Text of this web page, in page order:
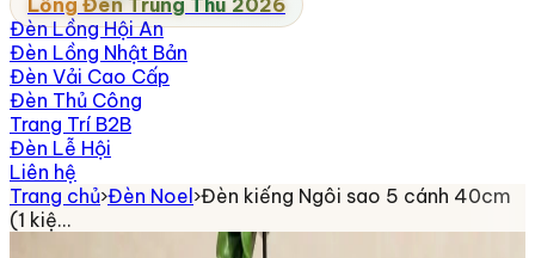
Lồng Đèn Trung Thu 2026
Đèn Lồng Hội An
Đèn Lồng Nhật Bản
Đèn Vải Cao Cấp
Đèn Thủ Công
Trang Trí B2B
Đèn Lễ Hội
Liên hệ
Trang chủ›Đèn Noel ›Đèn kiếng Ngôi sao 5 cánh 40cm
(1 kiệ…